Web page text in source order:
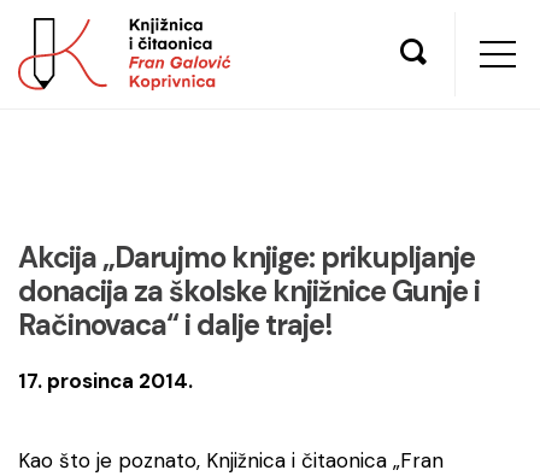
Akcija „Darujmo knjige: prikupljanje
donacija za školske knjižnice Gunje i
Račinovaca“ i dalje traje!
17. prosinca 2014.
Kao što je poznato, Knjižnica i čitaonica „Fran